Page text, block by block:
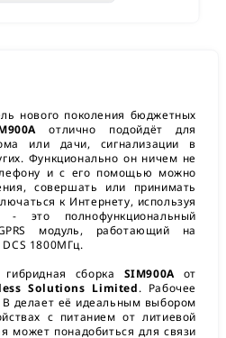
нового поколения бюджетных
отлично подойдёт для
или дачи, сигнализации в
Функционально он ничем не
и с его помощью можно
совершать или принимать
к Интернету, используя
- это полнофункциональный
модуль, работающий на
DCS 1800МГц.
сборка SIM900A от
Solutions Limited. Рабочее
делает её идеальным выбором
с питанием от литиевой
может понадобиться для связи